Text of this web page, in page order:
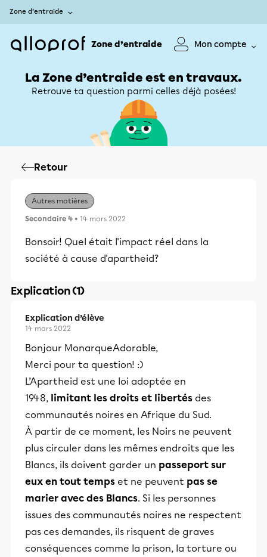
Zone d’entraide
Zone d’entraide Mon compte
La Zone d’entraide est en travaux.
Retrouve ta question parmi celles déjà posées!
Retour
Autres matières
Secondaire 4 • 14 mars 2022
Bonsoir! Quel était l'impact réel dans la
société à cause d'apartheid?
Explication (1)
Explication d’élève
14 mars 2022
Bonjour MonarqueAdorable,
Merci pour ta question! :)
L’Apartheid est une loi adoptée en
1948, limitant les droits et libertés des
communautés noires en Afrique du Sud.
À partir de ce moment, les Noirs ne peuvent
plus circuler dans les mêmes endroits que les
Blancs, ils doivent garder un passeport sur
eux en tout temps et ne peuvent pas se
marier avec des Blancs. Si les personnes
issues des communautés noires ne respectent
pas ces demandes, ils risquent de graves
conséquences comme la prison, la torture ou